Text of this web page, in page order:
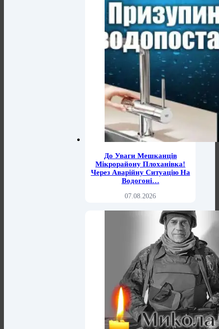
До Уваги Мешканців
Мікрорайону Плоханівка!
Через Аварійну Ситуацію На
Водогоні…
07.08.2026